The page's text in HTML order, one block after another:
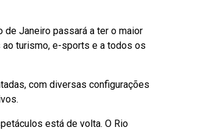
de Janeiro passará a ter o maior
turismo, e-sports e a todos os
com diversas configurações
está de volta. O Rio